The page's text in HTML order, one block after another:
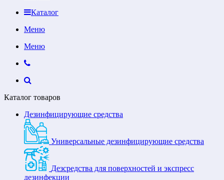
Каталог
Меню
Меню
Каталог товаров
Дезинфицирующие средства
Универсальные дезинфицирующие средства
Дезсредства для поверхностей и экспресс
дезинфекции